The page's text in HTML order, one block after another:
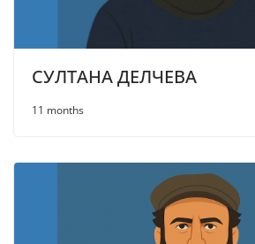
СУЛТАНА ДЕЛЧЕВА
11 months